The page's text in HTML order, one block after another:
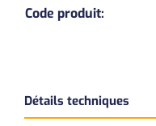
Code produit:
Détails techniques